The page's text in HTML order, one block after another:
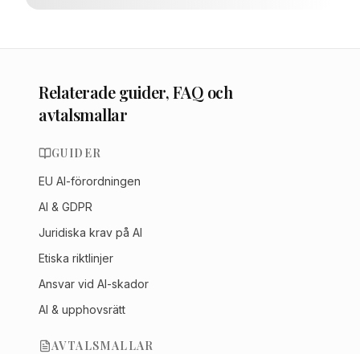
Relaterade guider, FAQ och
avtalsmallar
GUIDER
EU AI-förordningen
AI & GDPR
Juridiska krav på AI
Etiska riktlinjer
Ansvar vid AI-skador
AI & upphovsrätt
AVTALSMALLAR